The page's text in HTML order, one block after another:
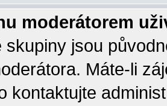
moderátorem
skupiny jsou
Máte-li
kontaktujte